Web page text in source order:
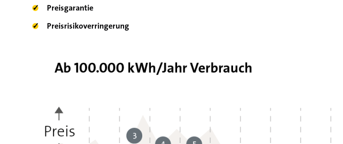
✓
Preisgarantie
✓
Preisrisikoverringerung